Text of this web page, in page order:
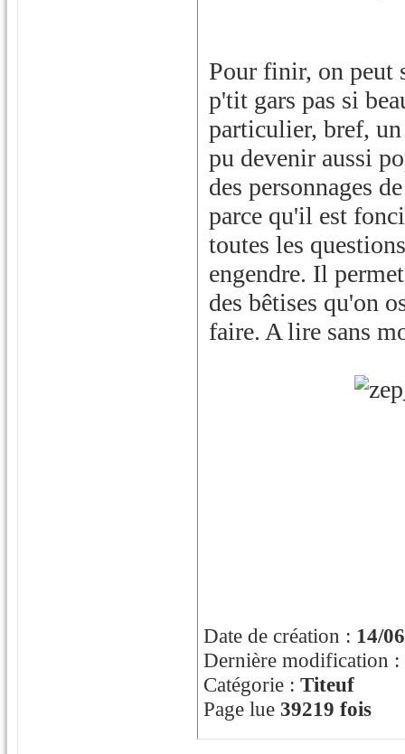
Pour finir, on peut
p'tit gars pas si
particulier, bref,
pu devenir aussi
des personnages
parce qu'il est
toutes les
engendre. Il
des bêtises qu'on
faire. A lire sans
Date de création : 14/
Dernière modification :
Catégorie : Titeuf
Page lue 39219 fois